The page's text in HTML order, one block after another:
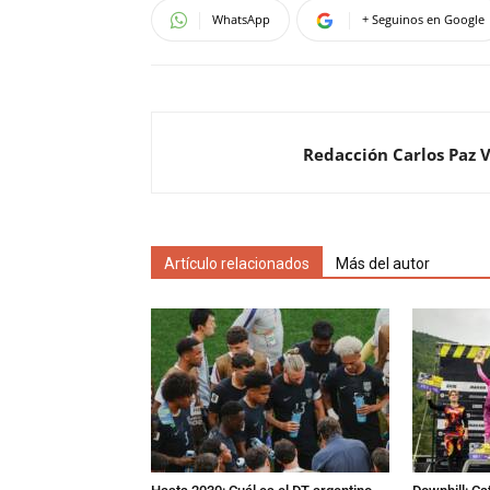
WhatsApp + Seguinos en Google
Redacción Carlos Paz
Artículo relacionados Más del autor